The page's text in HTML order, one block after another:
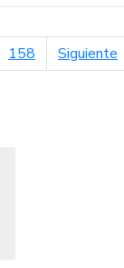
158 Siguiente